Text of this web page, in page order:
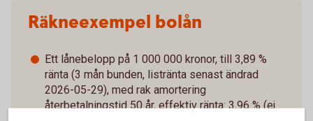
Räkneexempel bolån
Ett lånebelopp på 1 000 000 kronor, till 3,89 %
ränta (3 mån bunden, listränta senast ändrad
2026-05-29), med rak amortering
återbetalningstid 50 år, effektiv ränta: 3,96 % (ej